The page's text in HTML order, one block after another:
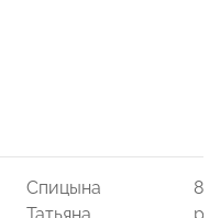
Спицына
Татьяна
8-